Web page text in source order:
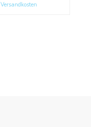
Versandkosten